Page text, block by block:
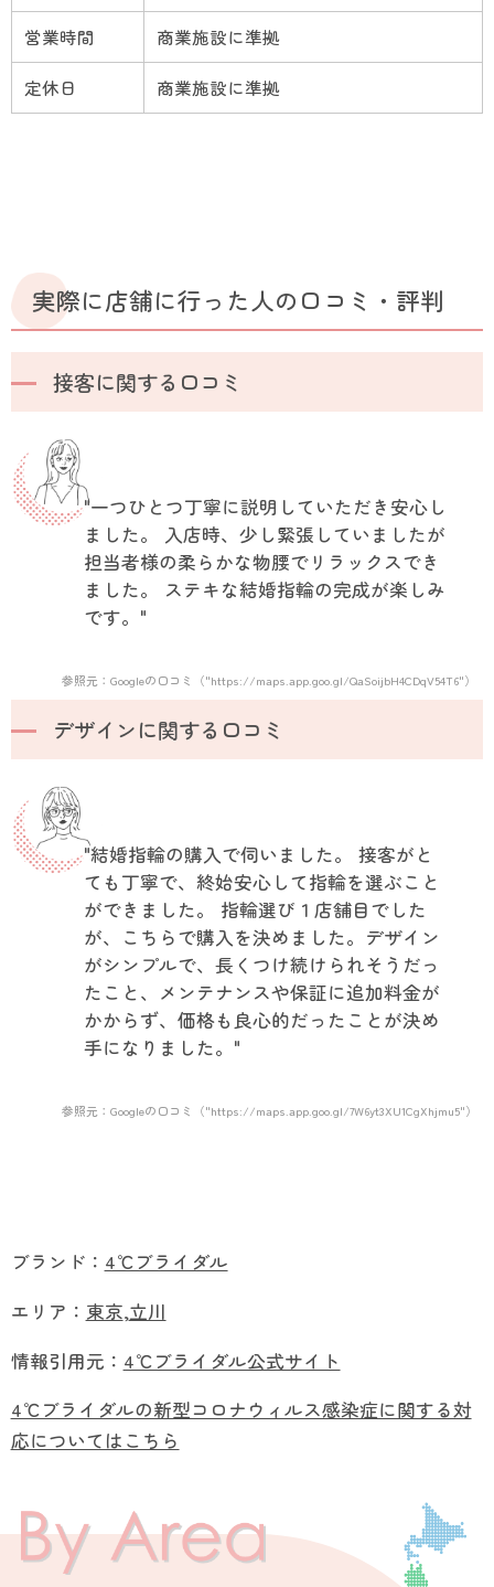
営業時間 商業施設に準拠
定休日 商業施設に準拠
実際に店舗に行った人の口コミ・評判
接客に関する口コミ
"一つひとつ丁寧に説明していただき安心し
ました。 入店時、少し緊張していましたが
担当者様の柔らかな物腰でリラックスでき
ました。 ステキな結婚指輪の完成が楽しみ
です。"
参照元：Googleの口コミ（"https://maps.app.goo.gl/QaSoijbH4CDqV54T6"）
デザインに関する口コミ
"結婚指輪の購入で伺いました。 接客がと
ても丁寧で、終始安心して指輪を選ぶこと
ができました。 指輪選び１店舗目でした
が、こちらで購入を決めました。デザイン
がシンプルで、長くつけ続けられそうだっ
たこと、メンテナンスや保証に追加料金が
かからず、価格も良心的だったことが決め
手になりました。"
参照元：Googleの口コミ（"https://maps.app.goo.gl/7W6yt3XU1CgXhjmu5"）
ブランド： 4℃ブライダル
エリア： 東京,立川
情報引用元： 4℃ブライダル公式サイト
4℃ブライダルの新型コロナウィルス感染症に関する対
応についてはこちら